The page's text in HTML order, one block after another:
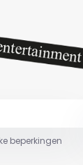
beperkingen